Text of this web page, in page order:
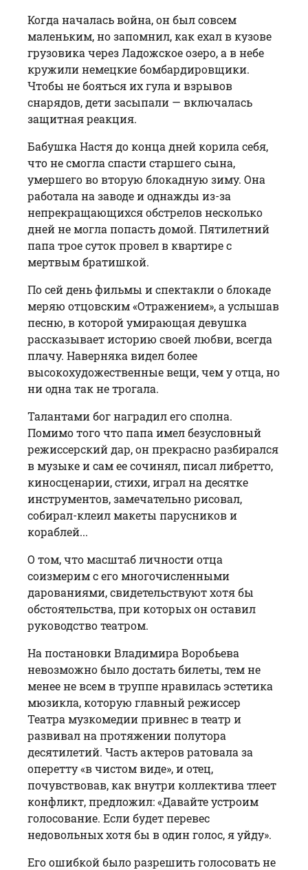
Когда началась война, он был совсем
маленьким, но запомнил, как ехал в кузове
грузовика через Ладожское озеро, а в небе
кружили немецкие бомбардировщики.
Чтобы не бояться их гула и взрывов
снарядов, дети засыпали — включалась
защитная реакция.
Бабушка Настя до конца дней корила себя,
что не смогла спасти старшего сына,
умершего во вторую блокадную зиму. Она
работала на заводе и однажды из-за
непрекращающихся обстрелов несколько
дней не могла попасть домой. Пятилетний
папа трое суток провел в квартире с
мертвым братишкой.
По сей день фильмы и спектакли о блокаде
меряю отцовским «Отражением», а услышав
песню, в которой умирающая девушка
рассказывает историю своей любви, всегда
плачу. Наверняка видел более
высокохудожественные вещи, чем у отца, но
ни одна так не трогала.
Талантами бог наградил его сполна.
Помимо того что папа имел безусловный
режиссерский дар, он прекрасно разбирался
в музыке и сам ее сочинял, писал либретто,
киносценарии, стихи, играл на десятке
инструментов, замечательно рисовал,
собирал-клеил макеты парусников и
кораблей...
О том, что масштаб личности отца
соизмерим с его многочисленными
дарованиями, свидетельствуют хотя бы
обстоятельства, при которых он оставил
руководство театром.
На постановки Владимира Воробьева
невозможно было достать билеты, тем не
менее не всем в труппе нравилась эстетика
мюзикла, которую главный режиссер
Театра музкомедии привнес в театр и
развивал на протяжении полутора
десятилетий. Часть актеров ратовала за
оперетту «в чистом виде», и отец,
почувствовав, как внутри коллектива тлеет
конфликт, предложил: «Давайте устроим
голосование. Если будет перевес
недовольных хотя бы в один голос, я уйду».
Его ошибкой было разрешить голосовать не